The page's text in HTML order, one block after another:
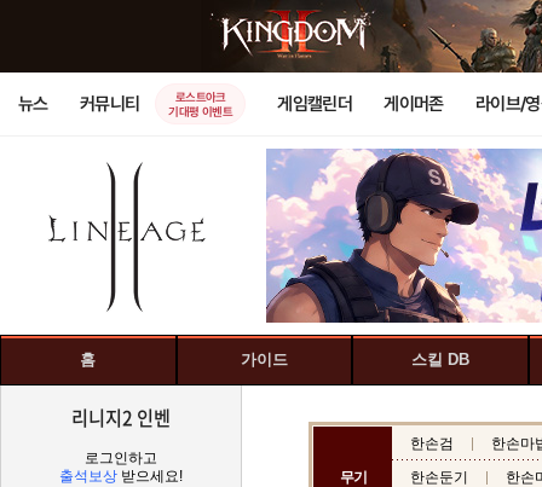
뉴스 커뮤니티
로스트아크
기대평 이벤트
게임캘린더 게이머존 라이브/
홈 가이드 스킬 DB
리니지2 인벤
로그인하고
출석보상 받으세요! 무기
한손검
한손마
한손둔기
한손